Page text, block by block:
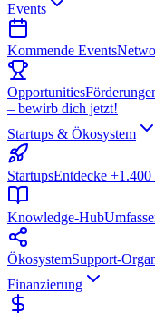
Events
Kommende Events
Opportunities
– bewirb dich jetzt!
Startups & Ökosystem
StartupsEntdecke +1.400
Knowledge-Hub
ÖkosystemSupport-
Finanzierung